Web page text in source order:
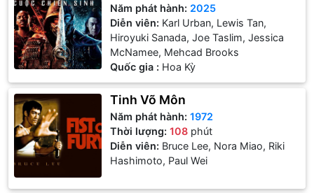
Năm phát hành: 2025
Diễn viên: Karl Urban, Lewis Tan,
Hiroyuki Sanada, Joe Taslim, Jessica
McNamee, Mehcad Brooks
Quốc gia : Hoa Kỳ
Tinh Võ Môn
Năm phát hành:1972
Thời lượng:108 phút
Diễn viên: Bruce Lee, Nora Miao, Riki
Hashimoto, Paul Wei